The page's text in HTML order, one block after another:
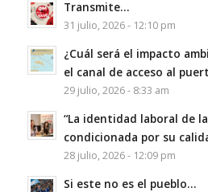
Transmite…
31 julio, 2026 - 12:10 pm
¿Cuál será el impacto
el canal de acceso al
29 julio, 2026 - 8:33 am
“La identidad laboral de
condicionada por su
28 julio, 2026 - 12:09 pm
Si este no es el pueblo…